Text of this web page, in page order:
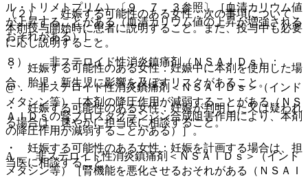
ル・トリメトプリム）〔９．７．３参照〕［血清カリウム値
が上昇することがある（血清カリウム値の上昇が増強される
おそれがある）］。
８）． 非ステロイド性消炎鎮痛剤（ＮＳＡＩＤｓ）：
@． 非ステロイド性消炎鎮痛剤＜ＮＳＡＩＤｓ＞（インド
メタシン等）［本剤の降圧作用が減弱することがある（ＮＳ
ＡＩＤｓの腎プロスタグランジン合成阻害作用により、本剤
の降圧作用が減弱することがある）］。
A． 非ステロイド性消炎鎮痛剤＜ＮＳＡＩＤｓ＞（インド
メタシン等）［腎機能を悪化させるおそれがある（ＮＳＡＩ
（２）． 妊娠する可能性のある女性：次の事項について、
本剤投与開始時に患者に説明すること。また、投与中も必要
に応じ説明すること。
・ 妊娠する可能性のある女性：妊娠中に本剤を使用した場
合、胎児・新生児に影響を及ぼすリスクがあること。
・ 妊娠する可能性のある女性：妊娠が判明した又は疑われ
る場合は、速やかに担当医に相談すること。
・ 妊娠する可能性のある女性：妊娠を計画する場合は、担
当医に相談すること。